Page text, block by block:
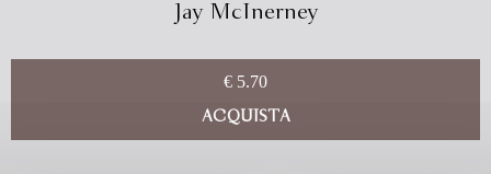
Jay McInerney
€ 5.70
ACQUISTA